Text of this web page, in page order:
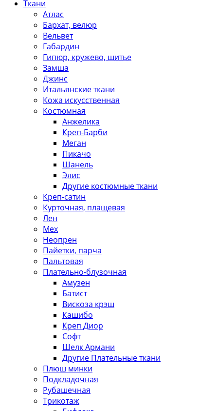
Ткани
Атлас
Бархат, велюр
Вельвет
Габардин
Гипюр, кружево, шитье
Замша
Джинс
Итальянские ткани
Кожа искусственная
Костюмная
Анжелика
Креп-Барби
Меган
Пикачо
Шанель
Элис
Другие костюмные ткани
Креп-сатин
Курточная, плащевая
Лен
Мех
Неопрен
Пайетки, парча
Пальтовая
Плательно-блузочная
Амузен
Батист
Вискоза крэш
Кашибо
Креп Диор
Софт
Шелк Армани
Другие Плательные ткани
Плюш минки
Подкладочная
Рубашечная
Трикотаж